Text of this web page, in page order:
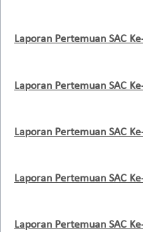
Laporan Pertemuan SAC
Laporan Pertemuan SAC
Laporan Pertemuan SAC
Laporan Pertemuan SAC
Laporan Pertemuan SAC